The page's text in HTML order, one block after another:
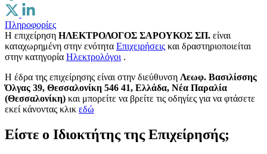
Πληροφορίες
Η επιχείρηση ΗΛΕΚΤΡΟΛΟΓΟΣ ΣΑΡΟΥΚΟΣ ΣΠ. είναι
καταχωρημένη στην ενότητα Επιχειρήσεις και δραστηριοποιείται
στην κατηγορία Ηλεκτρολόγοι .
H έδρα της επιχείρησης είναι στην διεύθυνση Λεωφ. Βασιλίσσης
Όλγας 39, Θεσσαλονίκη 546 41, Ελλάδα, Νέα Παραλία
(Θεσσαλονίκη) και μπορείτε να βρείτε τις οδηγίες για να φτάσετε
εκεί κάνοντας κλικ εδώ
Είστε ο Ιδιοκτήτης της Επιχείρησής;